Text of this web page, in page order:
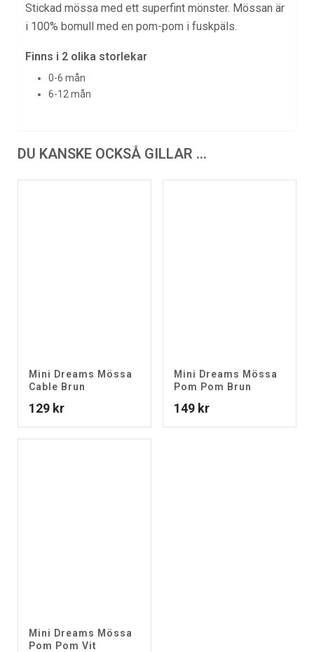
Stickad mössa med ett superfint mönster. Mössan är
i 100% bomull med en pom-pom i fuskpäls.
Finns i 2 olika storlekar
0-6 mån
6-12 mån
DU KANSKE OCKSÅ GILLAR …
Mini Dreams Mössa
Cable Brun
129 kr
Mini Dreams Mössa
Pom Pom Brun
149 kr
Mini Dreams Mössa
Pom Pom Vit